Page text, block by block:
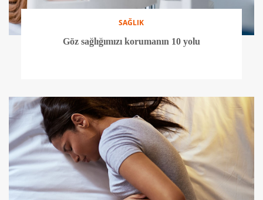
SAĞLIK
Göz sağlığımızı korumanın 10 yolu